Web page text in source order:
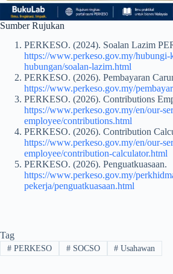
Sumber Rujukan
PERKESO. (2024). Soalan Lazim
https://www.perkeso.gov.my/hubungi-
hubungan/soalan-lazim.html
PERKESO. (2026). Pembayaran
https://www.perkeso.gov.my/
PERKESO. (2026). Contributions
https://www.perkeso.gov.my/en/our-
employee/contributions.html
PERKESO. (2026). Contribution
https://www.perkeso.gov.my/en/our-
employee/contribution-calculator.html
PERKESO. (2026). Penguatkuasaan.
https://www.perkeso.gov.my/
pekerja/penguatkuasaan.html
Tag
#PERKESO #SOCSO # Usahawan